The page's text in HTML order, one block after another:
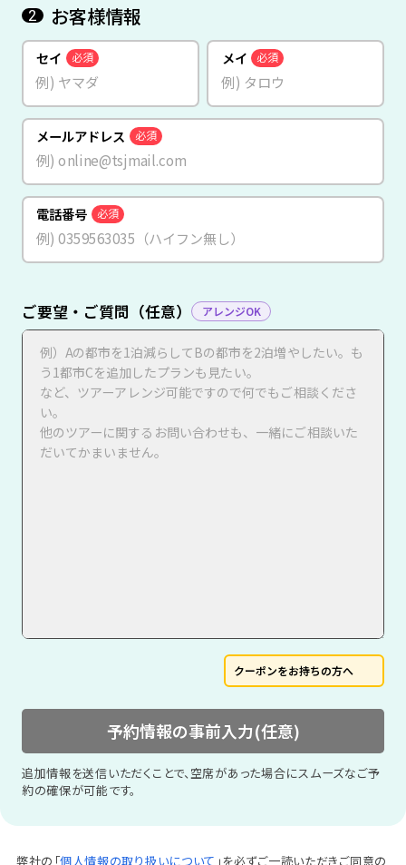
2 お客様情報
セイ 必須 メイ 必須
メールアドレス 必須
電話番号 必須
ご要望・ご質問（任意） アレンジOK
クーポンをお持ちの方へ
予約情報の事前入力(任意)
追加情報を送信いただくことで、空席があった場合にスムーズなご予
約の確保が可能です。
弊社の「個人情報の取り扱いについて 」を必ずご一読いただきご同意の